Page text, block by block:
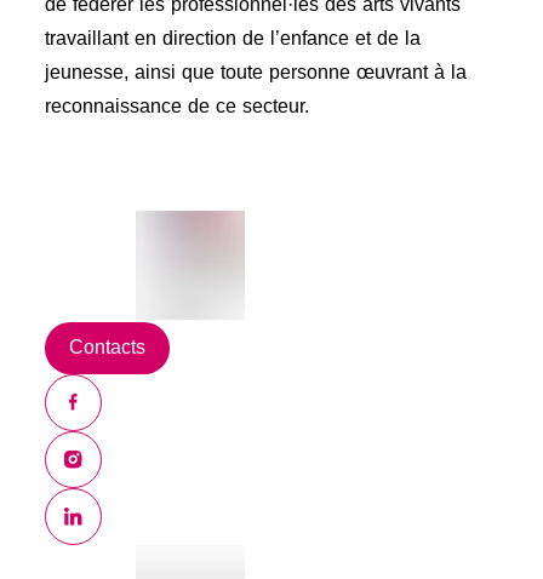
travaillant en direction de l’enfance et de la
jeunesse, ainsi que toute personne œuvrant à la
reconnaissance de ce secteur.
Contacts